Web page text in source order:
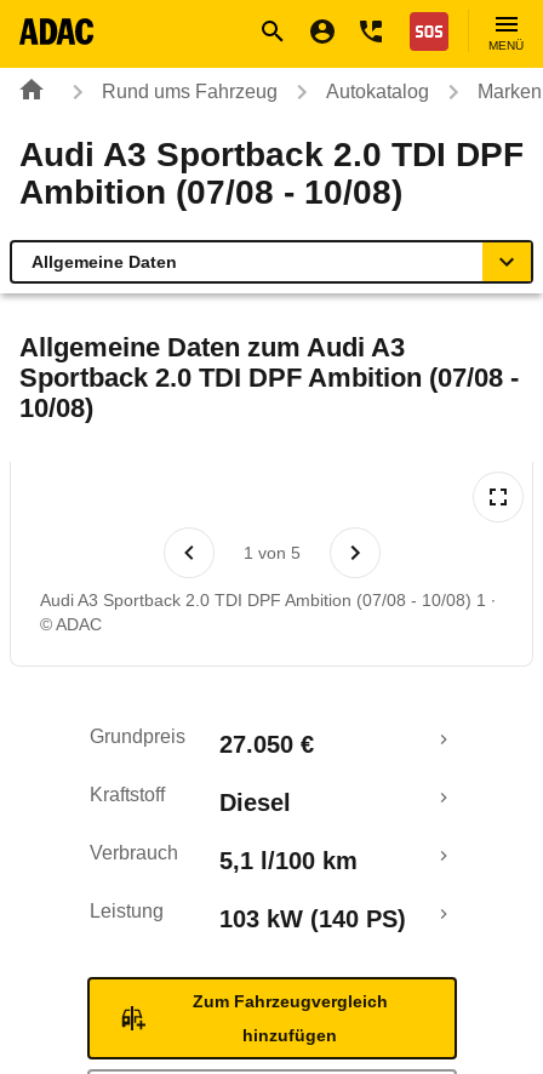
Nothilfe
MENÜ
Rund ums Fahrzeug Autokatalog
Audi A3 Sportback 2.0 TDI DPF
Ambition (07/08 - 10/08)
Allgemeine Daten
Technische Daten
Rückrufe & Mängel
Allgemeine Daten zum Audi A3
Sportback 2.0 TDI DPF Ambition (07/08 -
10/08)
1 von 5
Audi A3 Sportback 2.0 TDI DPF Ambition (07/08 - 10/08) 1
© ADAC
Grundpreis 27.050 €
Kraftstoff Diesel
Verbrauch 5,1 l/100 km
Leistung 103 kW (140 PS)
Zum Fahrzeugvergleich
hinzufügen